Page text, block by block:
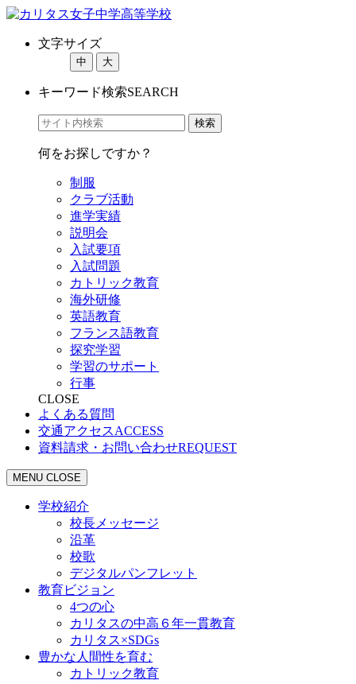
文字サイズ
中 大
キーワード検索SEARCH
何をお探しですか？
制服
クラブ活動
進学実績
説明会
入試要項
入試問題
カトリック教育
海外研修
英語教育
フランス語教育
探究学習
学習のサポート
行事
CLOSE
よくある質問
交通アクセスACCESS
資料請求・お問い合わせREQUEST
MENU CLOSE
学校紹介
校長メッセージ
沿革
校歌
デジタルパンフレット
教育ビジョン
4つの心
カリタスの中高６年一貫教育
カリタス×SDGs
豊かな人間性を育む
カトリック教育